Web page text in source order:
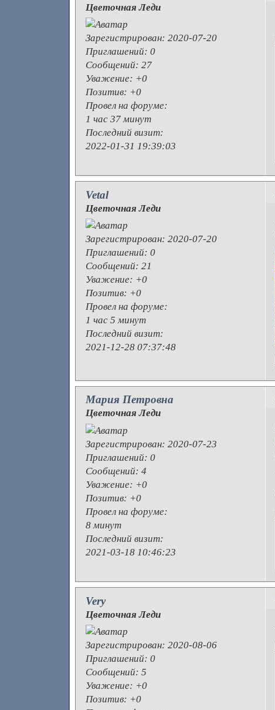
Цветочная Леди
Зарегистрирован: 2020-07-20
Приглашений: 0
Сообщений: 27
Уважение: +0
Позитив: +0
Провел на форуме:
1 час 37 минут
Последний визит:
2022-01-31 19:39:03
Vetal
Цветочная Леди
Зарегистрирован: 2020-07-20
Приглашений: 0
Сообщений: 21
Уважение: +0
Позитив: +0
Провел на форуме:
1 час 5 минут
Последний визит:
2021-12-28 07:37:48
Мария Петровна
Цветочная Леди
Зарегистрирован: 2020-07-23
Приглашений: 0
Сообщений: 4
Уважение: +0
Позитив: +0
Провел на форуме:
8 минут
Последний визит:
2021-03-18 10:46:23
Very
Цветочная Леди
Зарегистрирован: 2020-08-06
Приглашений: 0
Сообщений: 5
Уважение: +0
Позитив: +0